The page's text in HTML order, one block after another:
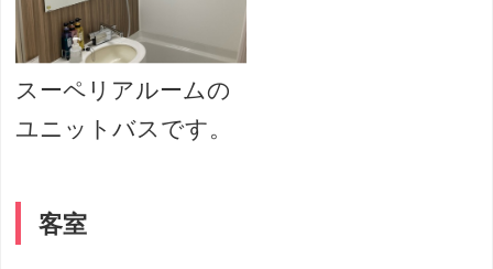
スーペリアルームの
ユニットバスです。
客室